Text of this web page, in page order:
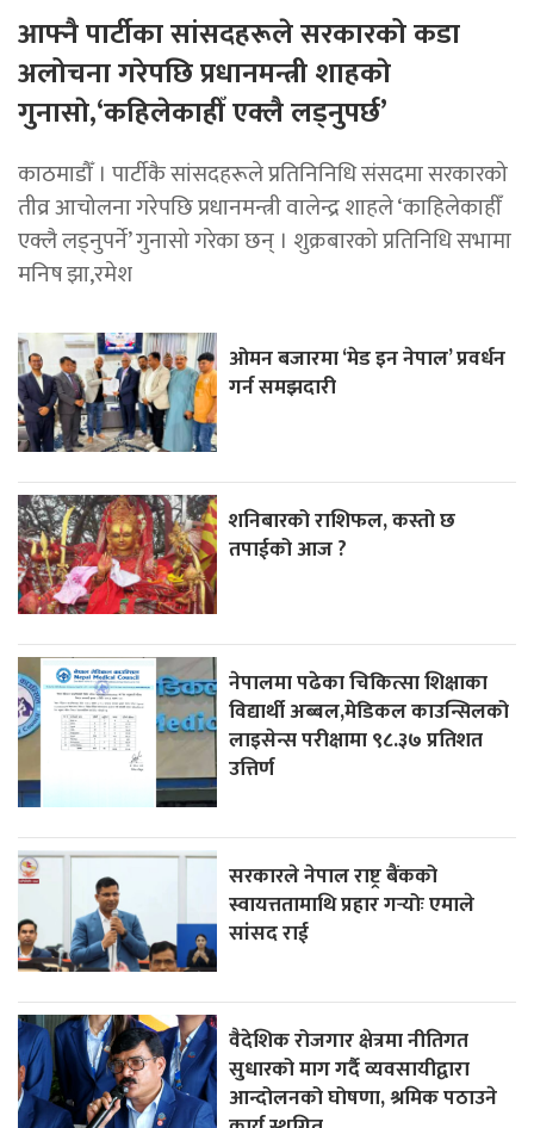
आफ्नै पार्टीका सांसदहरूले सरकारको कडा
अलोचना गरेपछि प्रधानमन्त्री शाहकाे
गुनासाे,‘कहिलेकाहीँ एक्लै लड्नुपर्छ’
काठमाडौँ । पार्टीकै सांसदहरूले प्रतिनिनिधि संसदमा सरकारको
तीव्र आचोलना गरेपछि प्रधानमन्त्री वालेन्द्र शाहले ‘काहिलेकाहीँ
एक्लै लड्नुपर्ने’ गुनासो गरेका छन् । शुक्रबारको प्रतिनिधि सभामा
मनिष झा,रमेश
ओमन बजारमा ‘मेड इन नेपाल’ प्रवर्धन
गर्न समझदारी
शनिबारको राशिफल, कस्तो छ
तपाईको आज ?
नेपालमा पढेका चिकित्सा शिक्षाका
विद्यार्थी अब्बल,मेडिकल काउन्सिलको
लाइसेन्स परीक्षामा ९८.३७ प्रतिशत
उत्तिर्ण
सरकारले नेपाल राष्ट्र बैंकको
स्वायत्ततामाथि प्रहार गर्‍योः एमाले
सांसद राई
वैदेशिक रोजगार क्षेत्रमा नीतिगत
सुधारको माग गर्दै व्यवसायीद्वारा
आन्दोलनको घोषणा, श्रमिक पठाउने